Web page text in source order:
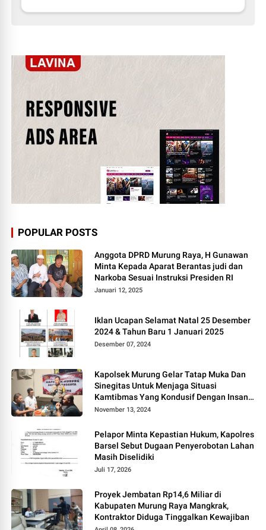
POPULAR POSTS
Anggota DPRD Murung Raya, H Gunawan
Minta Kepada Aparat Berantas judi dan
Narkoba Sesuai Instruksi Presiden RI
Januari 12, 2025
Iklan Ucapan Selamat Natal 25 Desember
2024 & Tahun Baru 1 Januari 2025
Desember 07, 2024
Kapolsek Murung Gelar Tatap Muka Dan
Sinegitas Untuk Menjaga Situasi
Kamtibmas Yang Kondusif Dengan Insan
Pers
November 13, 2024
Pelapor Minta Kepastian Hukum, Kapolres
Barsel Sebut Dugaan Penyerobotan Lahan
Masih Diselidiki
Juli 17, 2026
Proyek Jembatan Rp14,6 Miliar di
Kabupaten Murung Raya Mangkrak,
Kontraktor Diduga Tinggalkan Kewajiban